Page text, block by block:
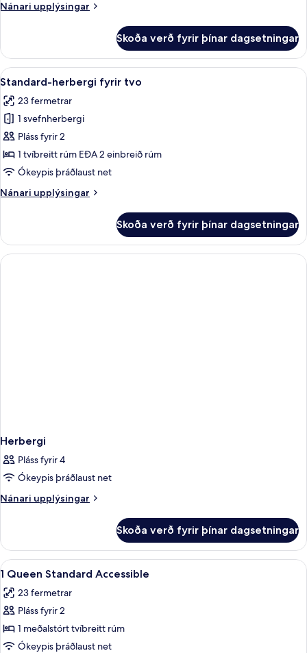
meðalstórt
Nánari upplýsingar
Nánari
herbergi
1
tvíbreitt
rúm
Skoða verð fyrir þínar dagsetningar
Skoða
allar
myndir
fyrir
Standard-
herbergi
fyrir
Rúmföt af bestu gerð, öryggishólf í
8
Standard-herbergi fyrir tvo
23 fermetrar
1 svefnherbergi
Pláss fyrir 2
1 tvíbreitt rúm EÐA 2 einbreið rúm
Ókeypis þráðlaust net
Nánari upplýsingar
Nánari
herbergi
fyrir
tvo
Skoða verð fyrir þínar dagsetningar
Herbergi
Pláss fyrir 4
Ókeypis þráðlaust net
Nánari upplýsingar
Nánari
Skoða verð fyrir þínar dagsetningar
Skoða
allar
myndir
fyrir
1
Queen
Rúmföt af bestu gerð, öryggishólf í
6
1 Queen Standard Accessible
23 fermetrar
Pláss fyrir 2
1 meðalstórt tvíbreitt rúm
Ókeypis þráðlaust net